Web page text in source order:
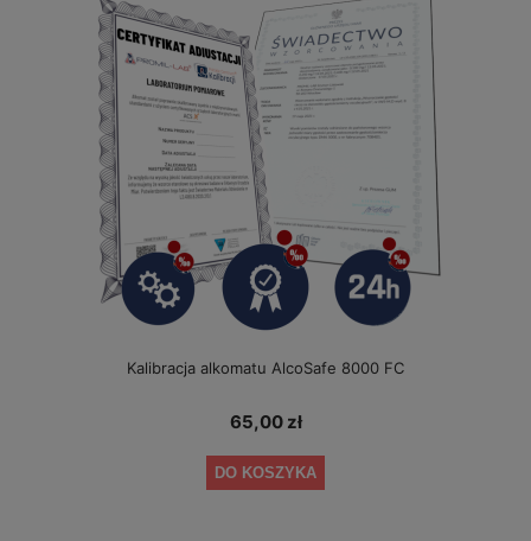
Kalibracja alkomatu AlcoSafe 8000 FC
65,00 zł
DO KOSZYKA